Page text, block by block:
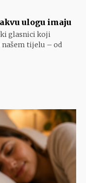
ulogu imaju
glasnici koji
tijelu – od